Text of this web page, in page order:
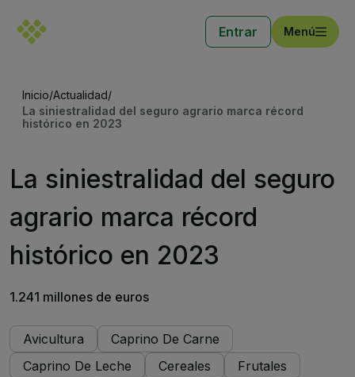
Entrar Menú
Inicio/Actualidad/
La siniestralidad del seguro agrario marca récord
histórico en 2023
La siniestralidad del seguro
agrario marca récord
histórico en 2023
1.241 millones de euros
Avicultura
Caprino De Carne
Caprino De Leche
Cereales
Frutales